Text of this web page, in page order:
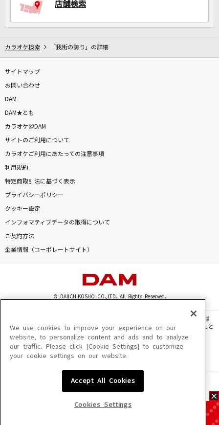
DAMに会員登録・ログインして
店舗検索
カラオケ検索 「我街の誇り」の詳細
サイトマップ
お問い合わせ
DAM
DAM★とも
カラオケ＠DAM
サイトのご利用について
カラオケご利用にあたっての注意事項
利用規約
特定商取引法に基づく表示
プライバシーポリシー
クッキー設定
インフォマティブデータの取得について
ご契約方法
企業情報（コーポレートサイト）
© DAIICHIKOSHO CO.,LTD. All Rights Reserved.
このサイトに掲載されている一切の文章・画像・写真・動画・音声等を、手段や形態
を問わず、著作権法の定める範囲を超えて無断で複製、転載、ファイル化などすること
を禁じます。
楽曲及びコンテンツは、機種によりご利用いただけない場合があります。
楽曲及びコンテンツの配信日、配信内容が変更になる場合があります。
We use cookies to improve your experience on our
website, to personalize content and ads and to analyze
our traffic. Please click [Cookie Settings] to customize
your cookie settings on our website.
Accept All Cookies
Cookies Settings